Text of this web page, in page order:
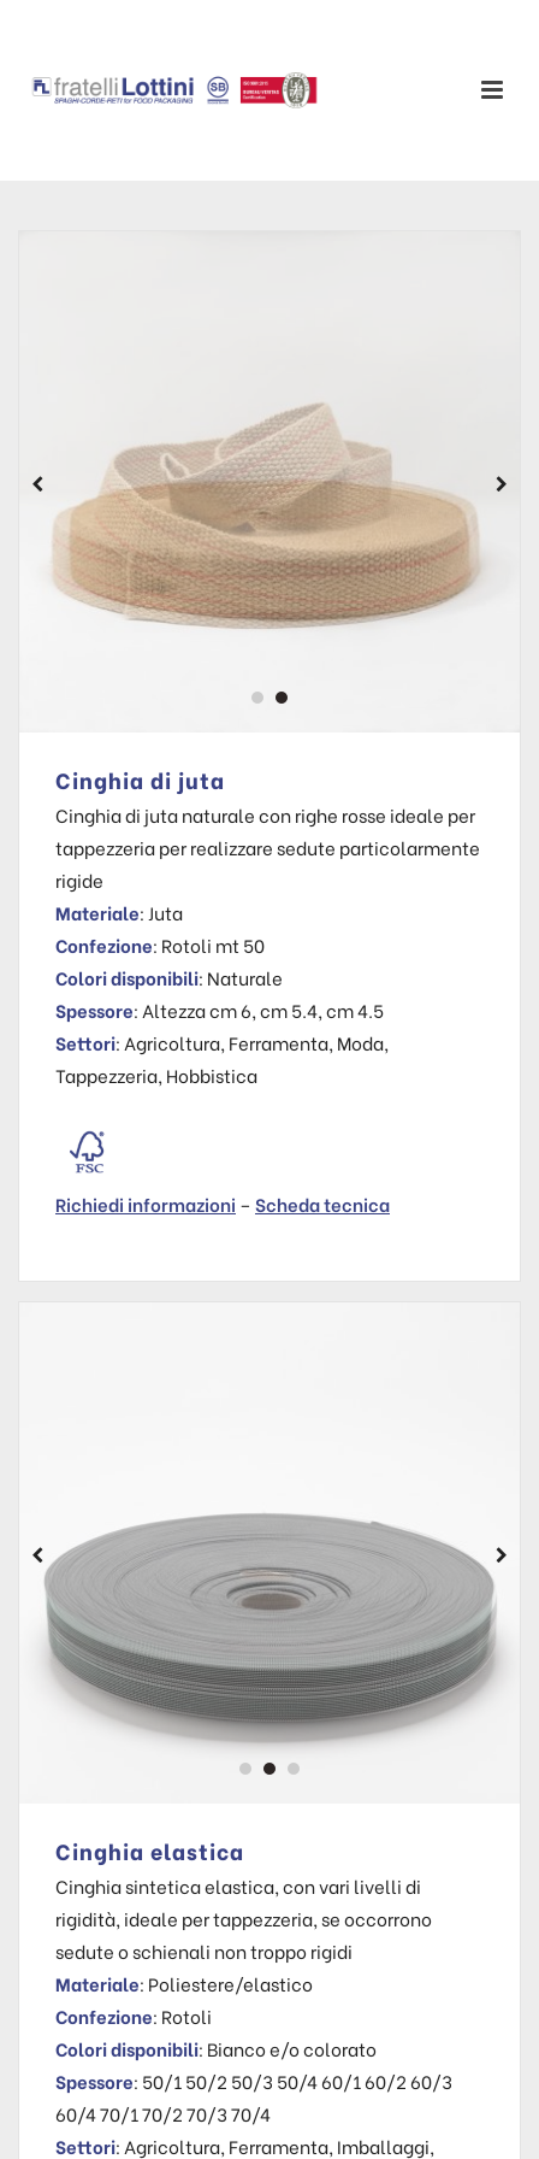
Cinghia di juta
Cinghia di juta naturale con righe rosse ideale per
tappezzeria per realizzare sedute particolarmente
rigide
Materiale: Juta
Confezione: Rotoli mt 50
Colori disponibili: Naturale
Spessore: Altezza cm 6, cm 5.4, cm 4.5
Settori: Agricoltura, Ferramenta, Moda,
Tappezzeria, Hobbistica
Richiedi informazioni – Scheda tecnica
Cinghia elastica
Cinghia sintetica elastica, con vari livelli di
rigidità, ideale per tappezzeria, se occorrono
sedute o schienali non troppo rigidi
Materiale: Poliestere/elastico
Confezione: Rotoli
Colori disponibili: Bianco e/o colorato
Spessore: 50/1 50/2 50/3 50/4 60/1 60/2 60/3
60/4 70/1 70/2 70/3 70/4
Settori: Agricoltura, Ferramenta, Imballaggi,